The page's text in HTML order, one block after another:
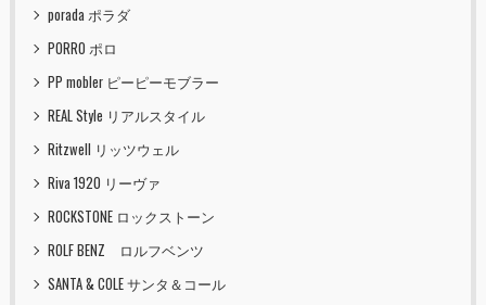
porada ポラダ
PORRO ポロ
PP mobler ピーピーモブラー
REAL Style リアルスタイル
Ritzwell リッツウェル
Riva 1920 リーヴァ
ROCKSTONE ロックストーン
ROLF BENZ ロルフベンツ
SANTA & COLE サンタ＆コール